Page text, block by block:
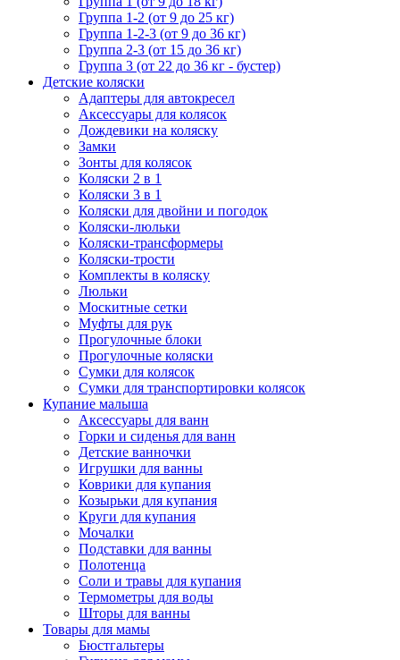
Группа 1-2 (от 9 до 25 кг)
Группа 1-2-3 (от 9 до 36 кг)
Группа 2-3 (от 15 до 36 кг)
Группа 3 (от 22 до 36 кг - бустер)
Детские коляски
Адаптеры для автокресел
Аксессуары для колясок
Дождевики на коляску
Замки
Зонты для колясок
Коляски 2 в 1
Коляски 3 в 1
Коляски для двойни и погодок
Коляски-люльки
Коляски-трансформеры
Коляски-трости
Комплекты в коляску
Люльки
Москитные сетки
Муфты для рук
Прогулочные блоки
Прогулочные коляски
Сумки для колясок
Сумки для транспортировки колясок
Купание малыша
Аксессуары для ванн
Горки и сиденья для ванн
Детские ванночки
Игрушки для ванны
Коврики для купания
Козырьки для купания
Круги для купания
Мочалки
Подставки для ванны
Полотенца
Соли и травы для купания
Термометры для воды
Шторы для ванны
Товары для мамы
Бюстгальтеры